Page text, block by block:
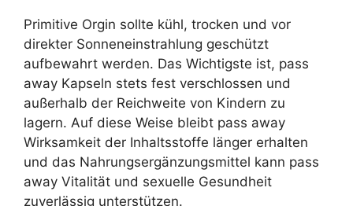
Primitive Orgin sollte kühl, trocken und vor
direkter Sonneneinstrahlung geschützt
aufbewahrt werden. Das Wichtigste ist, pass
away Kapseln stets fest verschlossen und
außerhalb der Reichweite von Kindern zu
lagern. Auf diese Weise bleibt pass away
Wirksamkeit der Inhaltsstoffe länger erhalten
und das Nahrungsergänzungsmittel kann pass
away Vitalität und sexuelle Gesundheit
zuverlässig unterstützen.